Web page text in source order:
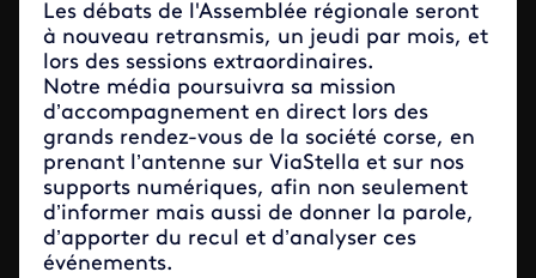
Les débats de l'Assemblée régionale seront
à nouveau retransmis, un jeudi par mois, et
lors des sessions extraordinaires.
Notre média poursuivra sa mission
d’accompagnement en direct lors des
grands rendez-vous de la société corse, en
prenant l’antenne sur ViaStella et sur nos
supports numériques, afin non seulement
d’informer mais aussi de donner la parole,
d’apporter du recul et d’analyser ces
événements.